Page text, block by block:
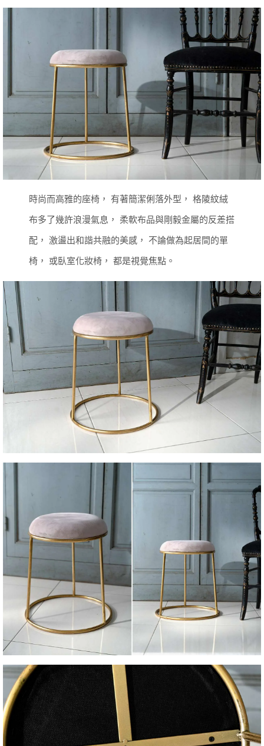
時尚而高雅的座椅， 有著簡潔俐落外型， 格陵紋絨
布多了幾許浪漫氣息， 柔軟布品與剛毅金屬的反差搭
配， 激盪出和諧共融的美感， 不論做為起居間的單
椅， 或臥室化妝椅， 都是視覺焦點。